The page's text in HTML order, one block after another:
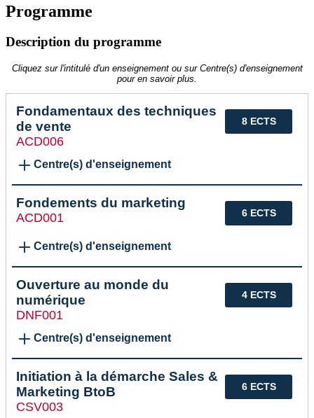
Programme
Description du programme
Cliquez sur l'intitulé d'un enseignement ou sur Centre(s) d'enseignement
pour en savoir plus.
8 ECTS
Fondamentaux des techniques
de vente
ACD006
Centre(s) d'enseignement
6 ECTS
Fondements du marketing
ACD001
Centre(s) d'enseignement
4 ECTS
Ouverture au monde du
numérique
DNF001
Centre(s) d'enseignement
6 ECTS
Initiation à la démarche Sales &
Marketing BtoB
CSV003